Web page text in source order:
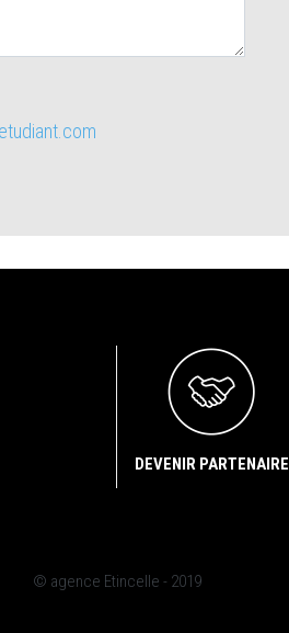
DEVENIR PARTENAIRE
© agence Etincelle - 2019